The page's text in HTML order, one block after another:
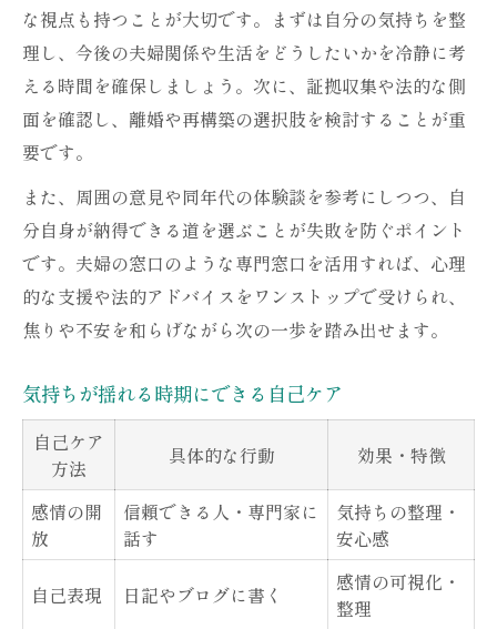
な視点も持つことが大切です。まずは自分の気持ちを整
理し、今後の夫婦関係や生活をどうしたいかを冷静に考
える時間を確保しましょう。次に、証拠収集や法的な側
面を確認し、離婚や再構築の選択肢を検討することが重
要です。
また、周囲の意見や同年代の体験談を参考にしつつ、自
分自身が納得できる道を選ぶことが失敗を防ぐポイント
です。夫婦の窓口のような専門窓口を活用すれば、心理
的な支援や法的アドバイスをワンストップで受けられ、
焦りや不安を和らげながら次の一歩を踏み出せます。
気持ちが揺れる時期にできる自己ケア
自己ケア
方法
具体的な行動 効果・特徴
感情の開
放
信頼できる人・専門家に
話す
気持ちの整理・
安心感
自己表現 日記やブログに書く
感情の可視化・
整理